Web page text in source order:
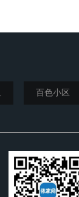
百色小区